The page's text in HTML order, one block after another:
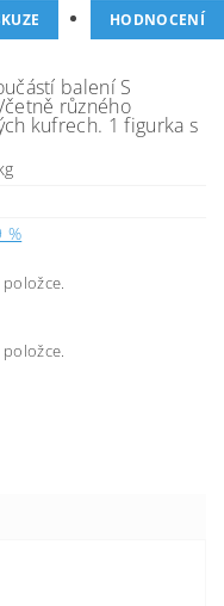
HODNOCENÍ
balení S
různého
kufrech. 1 figurka s
%